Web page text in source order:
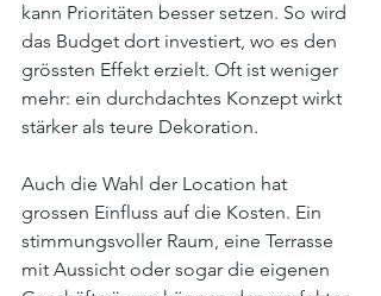
kann Prioritäten besser setzen. So wird
das Budget dort investiert, wo es den
grössten Effekt erzielt. Oft ist weniger
mehr: ein durchdachtes Konzept wirkt
stärker als teure Dekoration.
Auch die Wahl der Location hat
grossen Einfluss auf die Kosten. Ein
stimmungsvoller Raum, eine Terrasse
mit Aussicht oder sogar die eigenen